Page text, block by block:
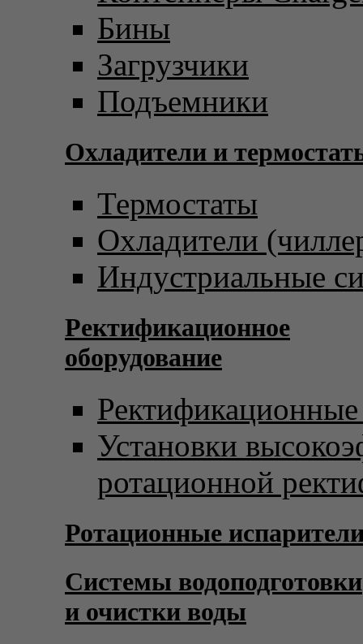
Бины
Загрузчики
Подъемники
Охладители и
Термостаты
Охладители
Индустриальные
Ректификационное
оборудование
Установки
ротационной
Ротационные
Системы водоподготовки
и очистки воды